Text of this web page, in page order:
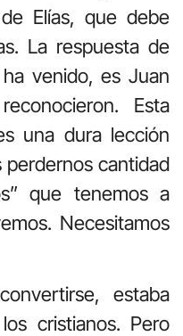
Elías, que debe
La respuesta de
venido, es Juan
Esta
una dura lección
perdernos cantidad
que tenemos a
Necesitamos
estaba
cristianos. Pero